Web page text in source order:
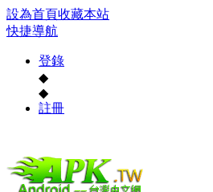
設為首頁收藏本站
快捷導航
登錄
◆
◆
註冊